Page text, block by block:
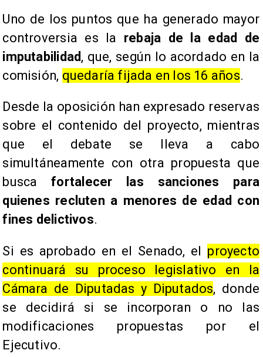
Uno de los puntos que ha generado mayor
controversia es la rebaja de la edad de
imputabilidad , que, según lo acordado en la
comisión, quedaría fijada en los 16 años.
Desde la oposición han expresado reservas
sobre el contenido del proyecto, mientras
que el debate se lleva a cabo
simultáneamente con otra propuesta que
buscafortalecer las sanciones para
quienes recluten a menores de edad con
fines delictivos.
Si es aprobado en el Senado, el proyecto
continuará su proceso legislativo en la
Cámara de Diputadas y Diputados, donde
se decidirá si se incorporan o no las
modificaciones propuestas por el
Ejecutivo.